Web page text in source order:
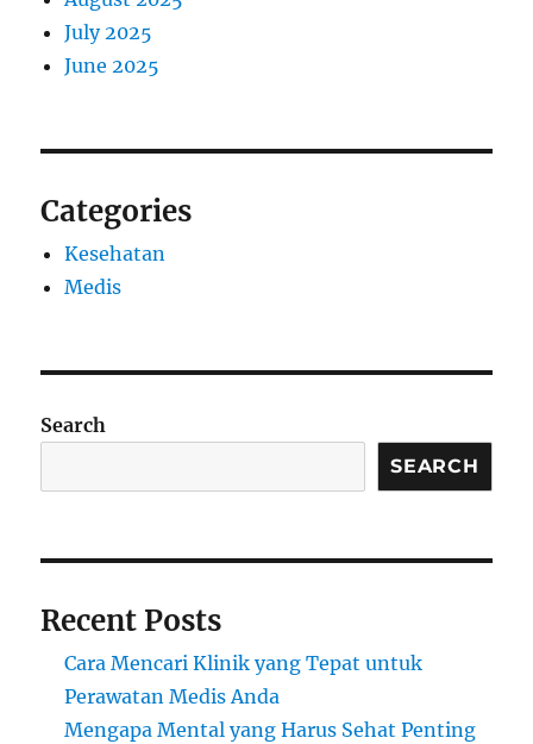
July 2025
June 2025
Categories
Kesehatan
Medis
Search
SEARCH
Recent Posts
Cara Mencari Klinik yang Tepat untuk
Perawatan Medis Anda
Mengapa Mental yang Harus Sehat Penting